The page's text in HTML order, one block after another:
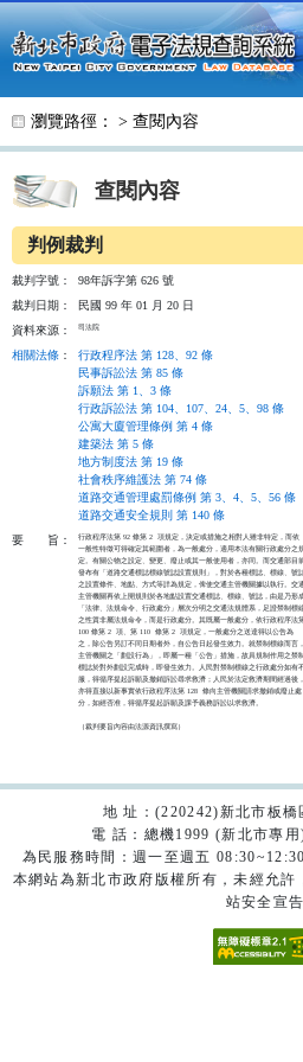
跳至主要內容
瀏覽路徑： > 查閱內容
查閱內容
判例裁判
裁判字號：
98年訴字第 626 號
裁判日期：
民國 99 年 01 月 20 日
資料來源：
司法院
相關法條 ：
行政程序法 第 128、92 條
民事訴訟法 第 85 條
訴願法 第 1、3 條
行政訴訟法 第 104、107、24、5、98 條
公寓大廈管理條例 第 4 條
建築法 第 5 條
地方制度法 第 19 條
社會秩序維護法 第 74 條
道路交通管理處罰條例 第 3、4、5、56 條
道路交通安全規則 第 140 條
要
旨：
行政程序法第 92 條第 2  項規定，決定或措施之相對人雖非特定，而依
一般性特徵可得確定其範圍者，為一般處分，適用本法有關行政處分之規
定。有關公物之設定、變更、廢止或其一般使用者，亦同。而交通部目
發布有「道路交通標誌標線號誌設置規則」，對於各種標誌、標線、號
之設置條件、地點、方式等詳為規定，俾使交通主管機關據以執行。交
主管機關再依上開規則於各地點設置交通標誌、標線、號誌，由是乃形
「法律、法規命令、行政處分」層次分明之交通法規體系，足證禁制標
之性質非屬法規命令，而是行政處分。其既屬一般處分，依行政程序法
100 條第 2  項、第 110  條第 2  項規定，一般處分之送達得以公告為
之，除公告另訂不同日期者外，自公告日起發生效力。就禁制標線而言，
主管機關之「劃設行為」，即屬一種「公告」措施，故具規制作用之禁制
標誌於對外劃設完成時，即發生效力。人民對禁制標線之行政處分如有
服，得循序提起訴願及撤銷訴訟尋求救濟；人民於法定救濟期間經過後，
亦得直接以新事實依行政程序法第 128  條向主管機關請求撤銷或廢止處
分，如經否准，得循序提起訴願及課予義務訴訟以求救濟。
（裁判要旨內容由法源資訊撰寫）
地 址：(220242)新北市板橋
電 話：總機1999 (新北市專
為民服務時間：週一至週五
本網站為新北市政府版權所有，未經允許
站安全宣告